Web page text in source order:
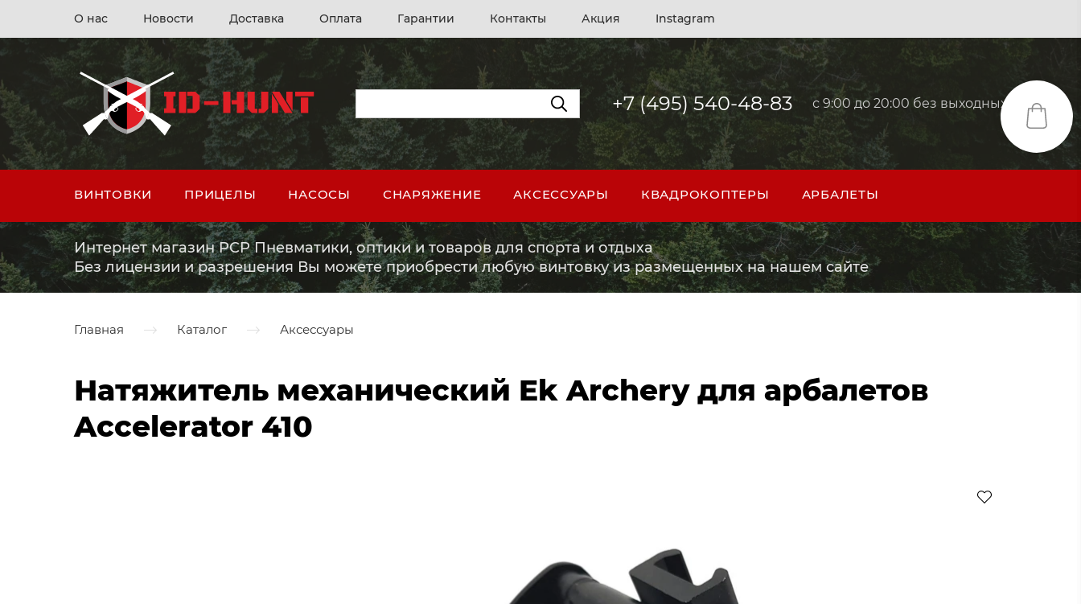
О нас Новости Доставка Оплата Гарантии Контакты Акция Instagram
+7 (495) 540-48-83 с 9:00 до 20:00 без выходных
ВИНТОВКИ ПРИЦЕЛЫ НАСОСЫ СНАРЯЖЕНИЕ АКСЕССУАРЫ КВАДРОКОПТЕРЫ АРБАЛЕТЫ
Интернет магазин PCP Пневматики, оптики и товаров для спорта и отдыха
Без лицензии и разрешения Вы можете приобрести любую винтовку из размещенных на нашем сайте
Главная Каталог Аксессуары
Натяжитель механический Ek Archery для арбалетов
Accelerator 410